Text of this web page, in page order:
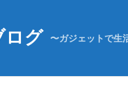
ログ 〜ガジェットで生